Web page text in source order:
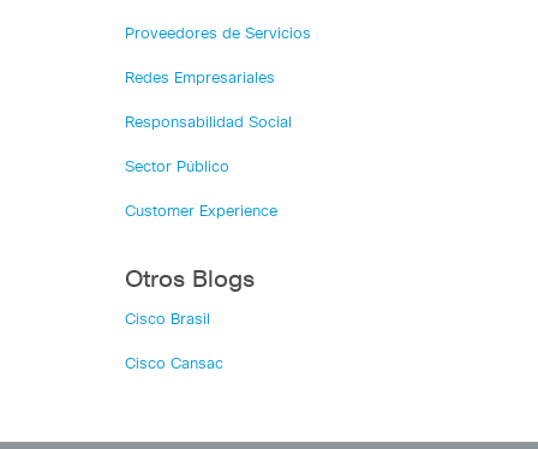
Proveedores de Servicios
Redes Empresariales
Responsabilidad Social
Sector Público
Customer Experience
Otros Blogs
Cisco Brasil
Cisco Cansac